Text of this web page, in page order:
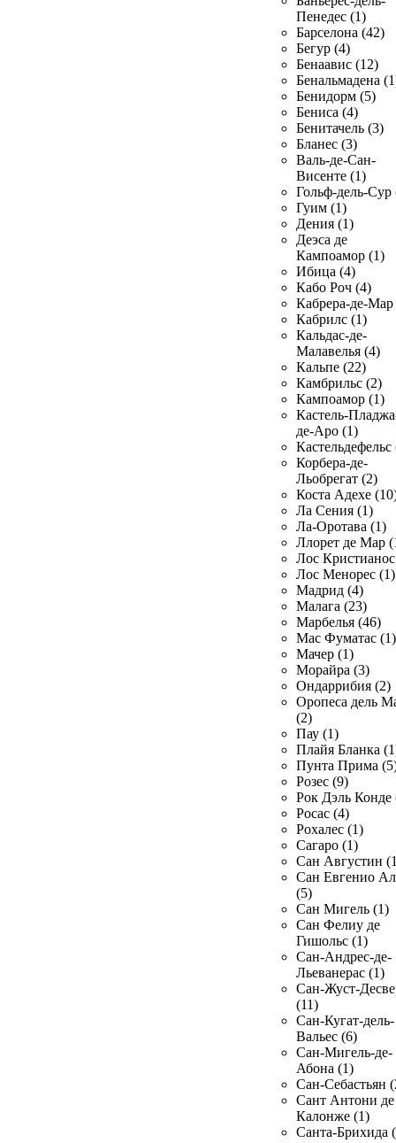
Пенедес (1)
Барселона (42)
Бегур (4)
Бенаавис (12)
Бенальмадена
Бенидорм (5)
Бениса (4)
Бенитачель (3)
Бланес (3)
Валь-де-Сан-
Висенте (1)
Гольф-дель-Сур
Гуим (1)
Дения (1)
Деэса де
Кампоамор (1)
Ибица (4)
Кабо Роч (4)
Кабрера-де-Мар
Кабрилс (1)
Кальдас-де-
Малавелья (4)
Кальпе (22)
Камбрильс (2)
Кампоамор (1)
Кастель-
де-Аро (1)
Кастельдефельс
Корбера-де-
Льобрегат (2)
Коста Адехе
Ла Сения (1)
Ла-Оротава (1)
Ллорет де Мар
Лос
Лос Менорес (1)
Мадрид (4)
Малага (23)
Марбелья (46)
Мас Фуматас (1)
Мачер (1)
Морайра (3)
Ондаррибия (2)
Оропеса дель
(2)
Пау (1)
Плайя Бланка
Пунта Прима
Розес (9)
Рок Дэль Конде
Росас (4)
Рохалес (1)
Сагаро (1)
Сан Августин
Сан Евгенио
(5)
Сан Мигель (1)
Сан Фелиу де
Гишольс (1)
Сан-Андрес-де-
Льеванерас (1)
Сан-Жуст-
(11)
Сан-Кугат-дель-
Вальес (6)
Сан-Мигель-де-
Абона (1)
Сан-Себастьян
Сант Антони де
Калонже (1)
Санта-Брихида